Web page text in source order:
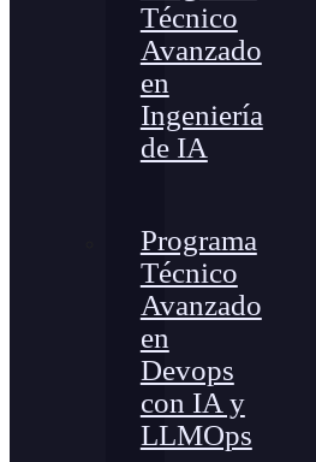
Técnico
Avanzado
en
Ingeniería
de IA
Programa
Técnico
Avanzado
en
Devops
con IA y
LLMOps